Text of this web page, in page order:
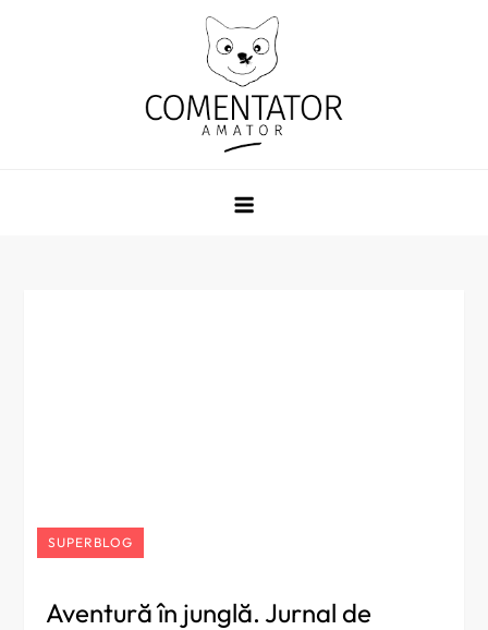
SUPERBLOG
Aventură în junglă. Jurnal de